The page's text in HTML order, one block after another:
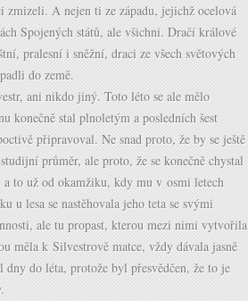
zmizeli. A nejen ti ze západu, jejichž ocelová
Spojených států, ale všichni. Dračí králové
pralesní i sněžní, draci ze všech světových
do země.
ani nikdo jiný. Toto léto se ale mělo
konečně stal plnoletým a posledních šest
připravoval. Ne snad proto, že by se ještě
průměr, ale proto, že se konečně chystal
to už od okamžiku, kdy mu v osmi letech
u lesa se nastěhovala jeho teta se svými
ale tu propast, kterou mezi nimi vytvořila
měla k Silvestrově matce, vždy dávala jasně
do léta, protože byl přesvědčen, že to je